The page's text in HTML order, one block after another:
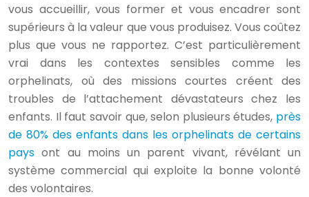
vous accueillir, vous former et vous encadrer sont
supérieurs à la valeur que vous produisez. Vous coûtez
plus que vous ne rapportez. C’est particulièrement
vrai dans les contextes sensibles comme les
orphelinats, où des missions courtes créent des
troubles de l’attachement dévastateurs chez les
enfants. Il faut savoir que, selon plusieurs études, près
de 80% des enfants dans les orphelinats de certains
pays ont au moins un parent vivant, révélant un
système commercial qui exploite la bonne volonté
des volontaires.